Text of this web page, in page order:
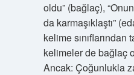
oldu” (bağlaç),
da karmaşıklaştı”
kelime sınıflarından
kelimeler de bağlaç
Ancak: Çoğunlukla